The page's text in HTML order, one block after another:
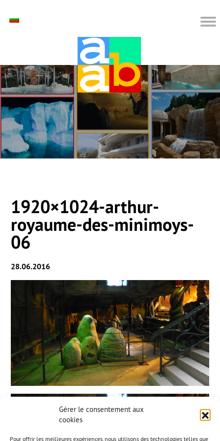
Gérer le consentement aux
cookies
Pour offrir les meilleures expériences, nous utilisons des technologies telles que
1920×1024-arthur-
royaume-des-minimoys-
06
28.06.2016